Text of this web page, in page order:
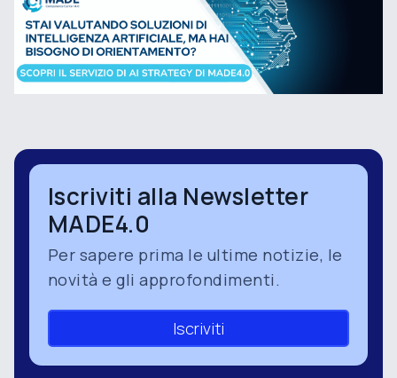
Iscriviti alla Newsletter
MADE4.0
Per sapere prima le ultime notizie, le
novità e gli approfondimenti.
Iscriviti